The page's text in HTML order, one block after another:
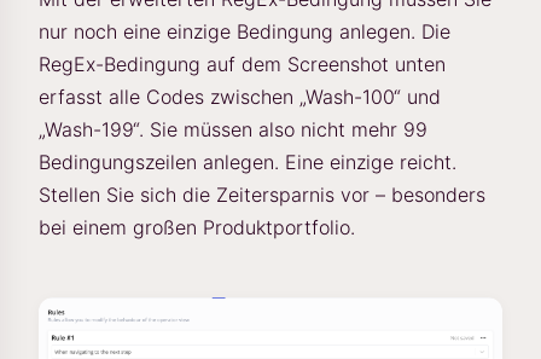
nur noch eine einzige Bedingung anlegen. Die
RegEx-Bedingung auf dem Screenshot unten
erfasst alle Codes zwischen „Wash-100“ und
„Wash-199“. Sie müssen also nicht mehr 99
Bedingungszeilen anlegen. Eine einzige reicht.
Stellen Sie sich die Zeitersparnis vor – besonders
bei einem großen Produktportfolio.